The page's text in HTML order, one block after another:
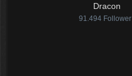
Dracon
91.494 Follower